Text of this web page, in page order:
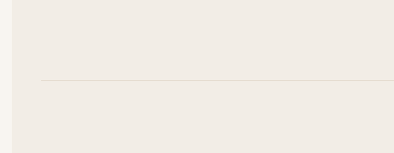
کار را انجام خواهد داد. متخصصین عصب شناسی کاملاً موافق
برای شما مشخص‌تر باشد کمتر حواستان با گزینه‌های بیشمار